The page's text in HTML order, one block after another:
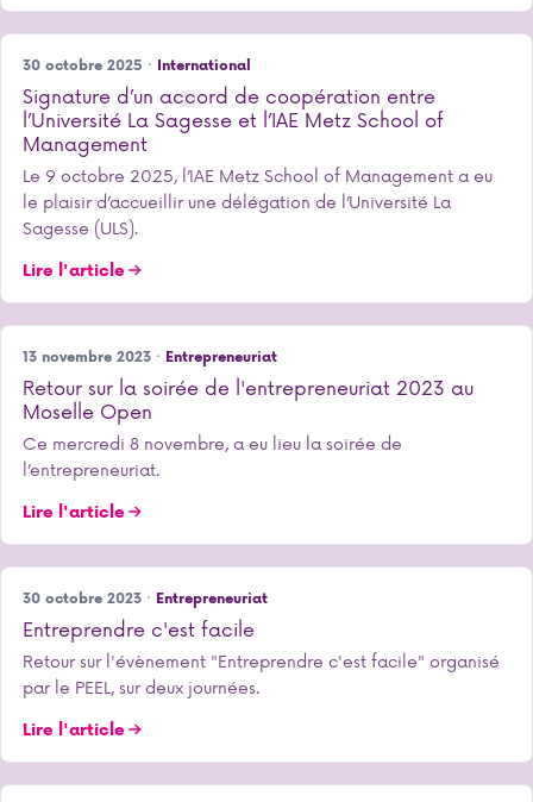
30 octobre 2025 · International
Signature d’un accord de coopération entre
l’Université La Sagesse et l’IAE Metz School of
Management
Le 9 octobre 2025, l’IAE Metz School of Management a eu
le plaisir d’accueillir une délégation de l’Université La
Sagesse (ULS).
Lire l'article
13 novembre 2023 · Entrepreneuriat
Retour sur la soirée de l'entrepreneuriat 2023 au
Moselle Open
Ce mercredi 8 novembre, a eu lieu la soirée de
l’entrepreneuriat.
Lire l'article
30 octobre 2023 · Entrepreneuriat
Entreprendre c'est facile
Retour sur l'évènement "Entreprendre c'est facile" organisé
par le PEEL, sur deux journées.
Lire l'article